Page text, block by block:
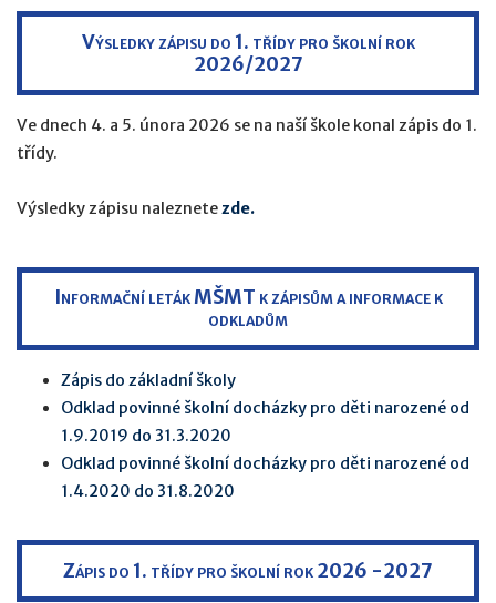
Výsledky zápisu do 1. třídy pro školní rok
2026/2027
Ve dnech 4. a 5. února 2026 se na naší škole konal zápis do 1.
třídy.
Výsledky zápisu naleznete zde.
Informační leták MŠMT k zápisům a informace k
odkladům
Zápis do základní školy
Odklad povinné školní docházky pro děti narozené od
1.9.2019 do 31.3.2020
Odklad povinné školní docházky pro děti narozené od
1.4.2020 do 31.8.2020
Zápis do 1. třídy pro školní rok 2026 -2027